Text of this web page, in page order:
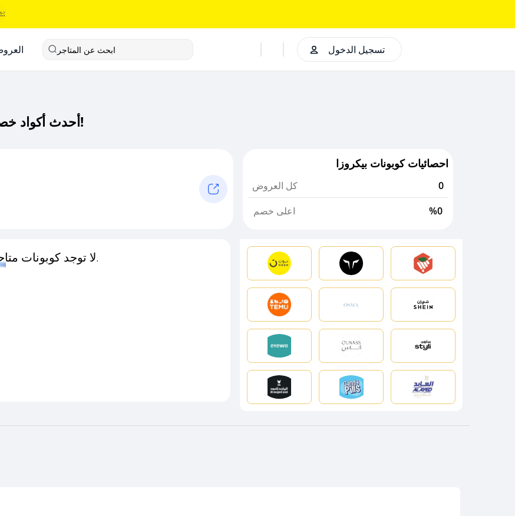
ابحث عن المتاجر تسجيل الدخول
أحدث أكواد خصم بيكروزا كود خصم حصري لـ بيكروزا الآن!
احصائيات كوبونات بيكروزا
كل العروض
0
اعلى خصم
%0
لا توجد كوبونات متاحة لـهذا المتجر حاليًا.